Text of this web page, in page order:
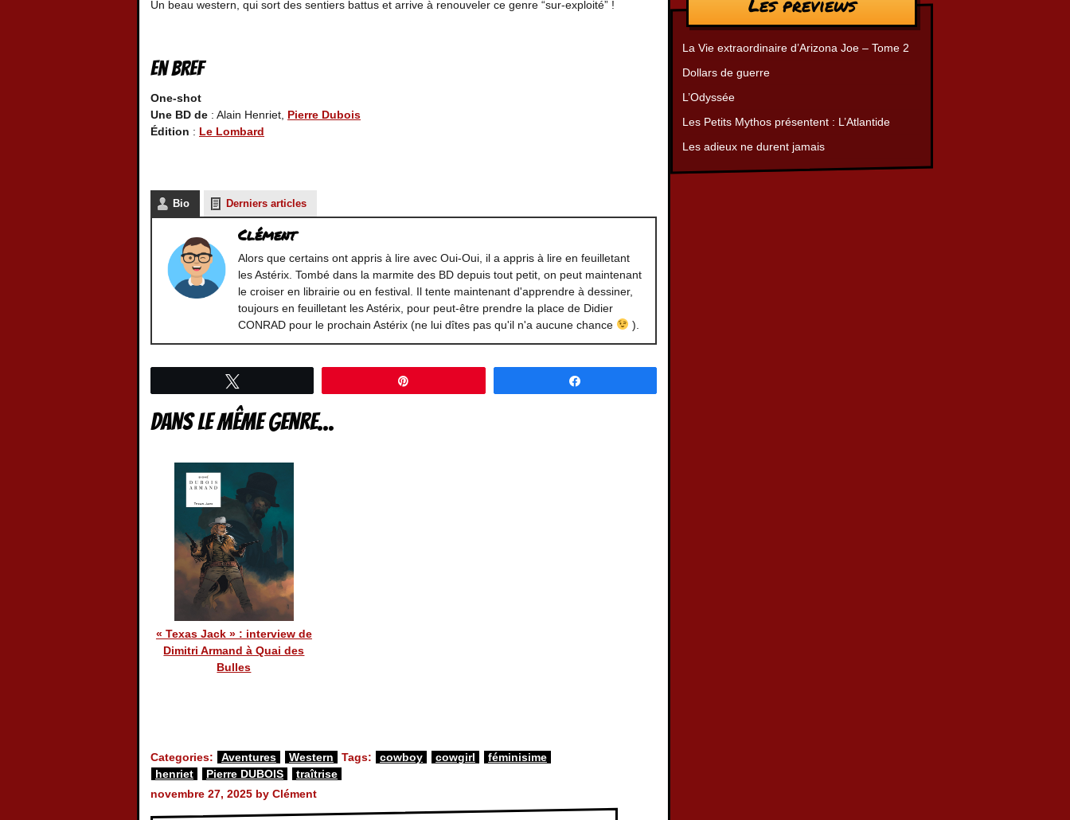
Un beau western, qui sort des sentiers battus et arrive à renouveler ce genre “sur-exploité” !
En bref
One-shot
Une BD de : Alain Henriet, Pierre Dubois
Édition : Le Lombard
Bio Derniers articles
Clément
Alors que certains ont appris à lire avec Oui-Oui, il a appris à lire en feuilletant
les Astérix. Tombé dans la marmite des BD depuis tout petit, on peut maintenant
le croiser en librairie ou en festival. Il tente maintenant d'apprendre à dessiner,
toujours en feuilletant les Astérix, pour peut-être prendre la place de Didier
CONRAD pour le prochain Astérix (ne lui dîtes pas qu'il n'a aucune chance
).
Dans le même genre...
« Texas Jack » : interview de
Dimitri Armand à Quai des
Bulles
Categories: Aventures Western Tags: cowboy cowgirl
féminisime
henriet
Pierre DUBOIS
traîtrise
novembre 27, 2025 by Clément
Les previews
La Vie extraordinaire d’Arizona Joe – Tome 2
Dollars de guerre
L’Odyssée
Les Petits Mythos présentent : L’Atlantide
Les adieux ne durent jamais